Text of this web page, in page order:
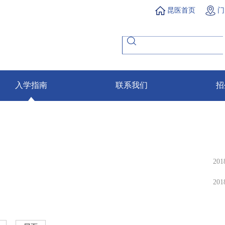
昆医首页
入学指南 联系我们